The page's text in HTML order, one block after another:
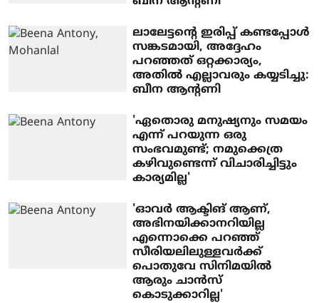
ലാലേട്ടന്റെ ഇരിപ്പ് കണ്ടപ്പോള്‍
സങ്കടമായി, അദ്ദേഹം
പറഞ്ഞത് ഒറ്റക്കാര്യം,
അതില്‍ എല്ലാവരും കയ്യടിച്ചു:
ബീന ആന്റണി
'ഏതൊരു മനുഷ്യനും സമയം
എന്ന് പറയുന്ന ഒരു
സംഭവമുണ്ട്; നമുക്കെത്ര
കഴിവുണ്ടെന്ന് വിചാരിച്ചിട്ടും
കാര്യമില്ല'
'ഓവർ ആക്ടിങ് ആണ്,
അഭിനയിക്കാനറിയില്ല
എന്നൊക്കെ പറഞ്ഞ്
സീരിയലിലുള്ളവർക്ക്
പൊതുവേ സിനിമയിൽ
ആരും ചാൻസ്
കൊടുക്കാറില്ല'